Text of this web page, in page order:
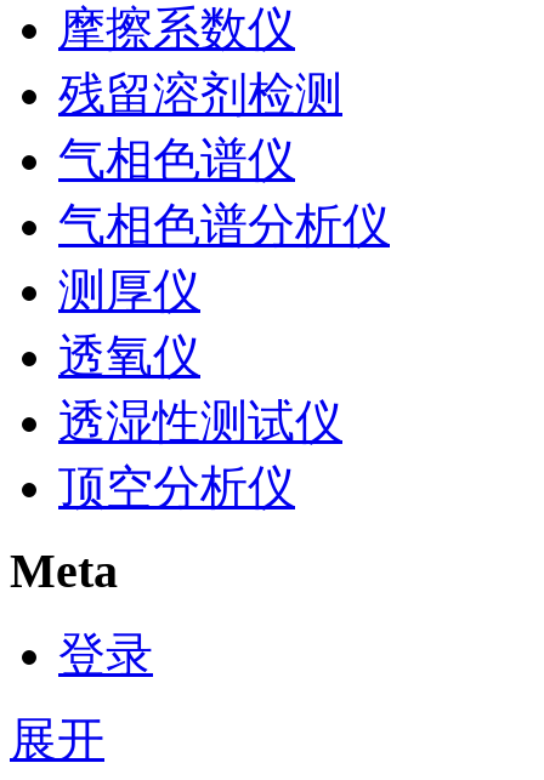
摩擦系数仪
残留溶剂检测
气相色谱仪
气相色谱分析仪
测厚仪
透氧仪
透湿性测试仪
顶空分析仪
Meta
登录
展开